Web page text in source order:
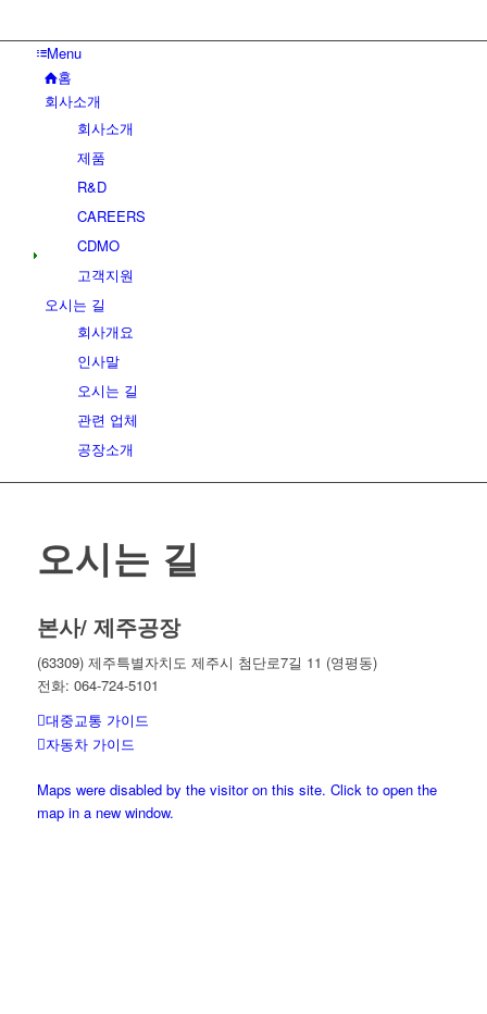
Menu
홈
회사소개
회사소개
제품
R&D
CAREERS
CDMO
고객지원
오시는 길
회사개요
인사말
오시는 길
관련 업체
공장소개
오시는 길
본사/ 제주공장
(63309) 제주특별자치도 제주시 첨단로7길 11 (영평동)
전화: 064-724-5101
대중교통 가이드
자동차 가이드
Maps were disabled by the visitor on this site. Click to open the
map in a new window.